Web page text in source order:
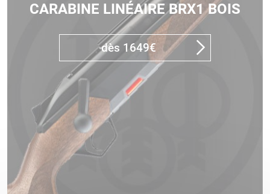
CARABINE LINÉAIRE BRX1 BOIS
dès 1649€